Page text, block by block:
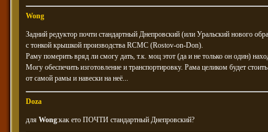
Wong
Задний редуктор почти стандартный Днепровский (или Уральский нового
с тонкой крышкой производства RCMC (Rostov-on-Don).
Раму померить вряд ли смогу дать, т.к. моц этот (да и не только он один)
Могу обеспечить изготовление и транспортировку. Рама целиком будет
от самой рамы и навески на неё...
Doza
для Wong:как ето ПОЧТИ стандартный Днепровский?